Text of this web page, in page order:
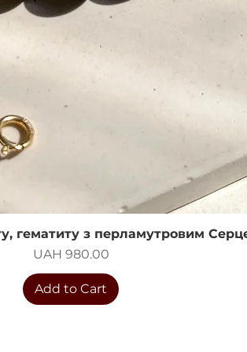
Quick View
гематиту з перламутровим
Price
UAH 980.00
Add to Cart